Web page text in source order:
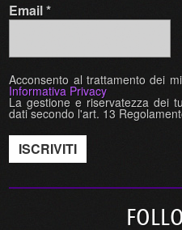
Email*
Acconsento al trattamento dei
Informativa Privacy
La gestione e riservatezza dei
dati secondo l'art. 13